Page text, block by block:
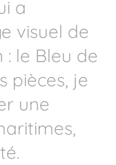
a
visuel de
le Bleu de
pièces, je
une